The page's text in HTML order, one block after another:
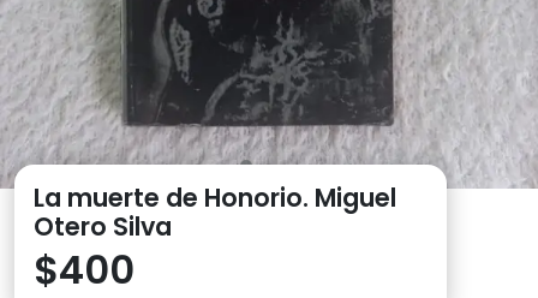
La muerte de Honorio. Miguel
Otero Silva
$400